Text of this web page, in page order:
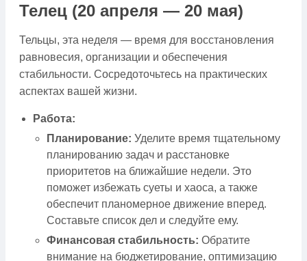
Телец (20 апреля — 20 мая)
Тельцы, эта неделя — время для восстановления
равновесия, организации и обеспечения
стабильности. Сосредоточьтесь на практических
аспектах вашей жизни.
Работа:
Планирование: Уделите время тщательному
планированию задач и расстановке
приоритетов на ближайшие недели. Это
поможет избежать суеты и хаоса, а также
обеспечит планомерное движение вперед.
Составьте список дел и следуйте ему.
Финансовая стабильность: Обратите
внимание на бюджетирование, оптимизацию